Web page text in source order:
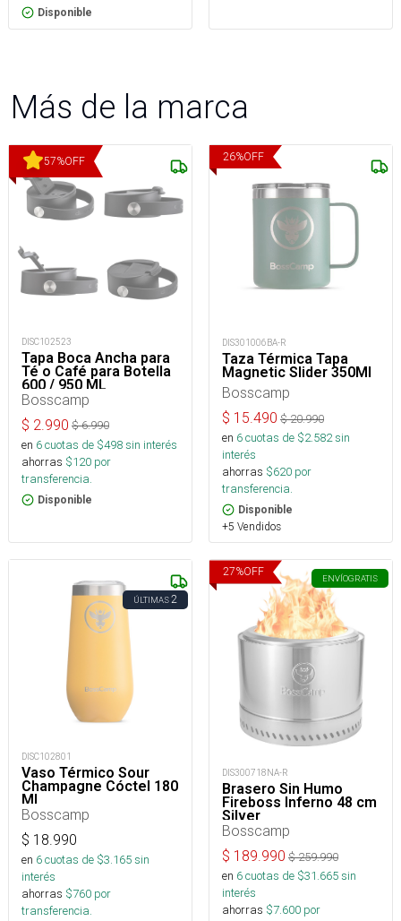
Disponible
Más de la marca
57%OFF
DISC102523
Tapa Boca Ancha para
Té o Café para Botella
600 / 950 ML
Bosscamp
$ 2.990 $6.990
en 6cuotas de $498sin interés
ahorras $120 por
transferencia.
Disponible
26%OFF
DIS301006BA-R
Taza Térmica Tapa
Magnetic Slider 350Ml
Bosscamp
$ 15.490 $20.990
en 6cuotas de $2.582sin
interés
ahorras $620 por
transferencia.
Disponible
+5 Vendidos
ÚLTIMAS2
DISC102801
Vaso Térmico Sour
Champagne Cóctel 180
Ml
Bosscamp
$ 18.990
en 6cuotas de $3.165sin
interés
ahorras $760 por
transferencia.
27%OFF
ENVÍOGRATIS
DIS300718NA-R
Brasero Sin Humo
Fireboss Inferno 48 cm
Silver
Bosscamp
$ 189.990 $259.990
en 6cuotas de $31.665sin
interés
ahorras $7.600 por